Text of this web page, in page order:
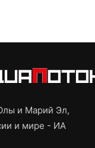
и Марий Эл,
и мире - ИА